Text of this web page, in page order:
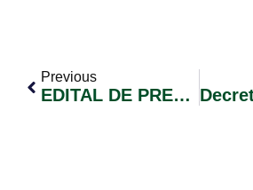
Previous
EDITAL DE PREGÃO ELETRÔNICO Nº 001/2021